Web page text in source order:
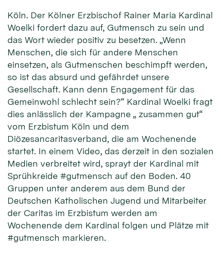
Köln. Der Kölner Erzbischof Rainer Maria Kardinal
Woelki fordert dazu auf, Gutmensch zu sein und
das Wort wieder positiv zu besetzen. „Wenn
Menschen, die sich für andere Menschen
einsetzen, als Gutmenschen beschimpft werden,
so ist das absurd und gefährdet unsere
Gesellschaft. Kann denn Engagement für das
Gemeinwohl schlecht sein?“ Kardinal Woelki fragt
dies anlässlich der Kampagne „ zusammen gut“
vom Erzbistum Köln und dem
Diözesancaritasverband, die am Wochenende
startet. In einem Video, das derzeit in den sozialen
Medien verbreitet wird, sprayt der Kardinal mit
Sprühkreide #gutmensch auf den Boden. 40
Gruppen unter anderem aus dem Bund der
Deutschen Katholischen Jugend und Mitarbeiter
der Caritas im Erzbistum werden am
Wochenende dem Kardinal folgen und Plätze mit
#gutmensch markieren.